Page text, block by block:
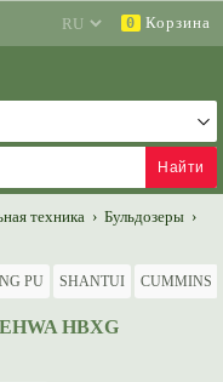
0 Корзина
техника › Бульдозеры ›
PU SHANTUI CUMMINS
HBXG